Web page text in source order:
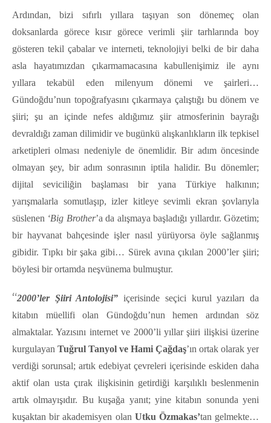
Ardından, bizi sıfırlı yıllara taşıyan son dönemeç olan
doksanlarda görece kısır görece verimli şiir tarhlarında boy
gösteren tekil çabalar ve interneti, teknolojiyi belki de bir daha
asla hayatımızdan çıkarmamacasına kabullenişimiz ile aynı
yıllara tekabül eden milenyum dönemi ve şairleri…
Gündoğdu’nun topoğrafyasını çıkarmaya çalıştığı bu dönem ve
şiiri; şu an içinde nefes aldığımız şiir atmosferinin bayrağı
devraldığı zaman dilimidir ve bugünkü alışkanlıkların ilk tepkisel
arketipleri olması nedeniyle de önemlidir. Bir adım öncesinde
olmayan şey, bir adım sonrasının iptila halidir. Bu dönemler;
dijital seviciliğin başlaması bir yana Türkiye halkının;
yarışmalarla somutlaşıp, izler kitleye sevimli ekran şovlarıyla
süslenen ‘Big Brother’a da alışmaya başladığı yıllardır. Gözetim;
bir hayvanat bahçesinde işler nasıl yürüyorsa öyle sağlanmış
gibidir. Tıpkı bir şaka gibi… Sürek avına çıkılan 2000’ler şiiri;
böylesi bir ortamda neşvünema bulmuştur.
“2000’ler Şiiri Antolojisi” içerisinde seçici kurul yazıları da
kitabın müellifi olan Gündoğdu’nun hemen ardından söz
almaktalar. Yazısını internet ve 2000’li yıllar şiiri ilişkisi üzerine
kurgulayan Tuğrul Tanyol ve Hami Çağdaş’ın ortak olarak yer
verdiği sorunsal; artık edebiyat çevreleri içerisinde eskiden daha
aktif olan usta çırak ilişkisinin getirdiği karşılıklı beslenmenin
artık olmayışıdır. Bu kuşağa yanıt; yine kitabın sonunda yeni
kuşaktan bir akademisyen olan Utku Özmakas’tan gelmekte…